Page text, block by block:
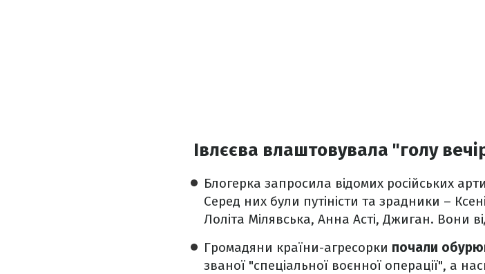
Івлєєва влаштовувала "голу
Блогерка запросила відомих російських
Серед них були путіністи та зрадники –
Лоліта Мілявська, Анна Асті, Джиган. Вони
Громадяни країни-агресорки почали
званої "спеціальної воєнної операції", а